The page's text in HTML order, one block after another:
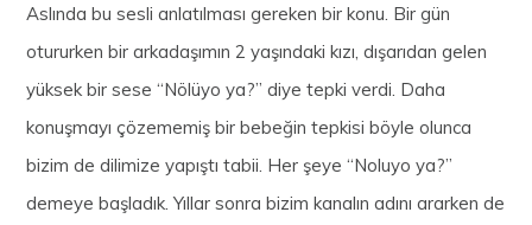
Aslında bu sesli anlatılması gereken bir konu. Bir gün
otururken bir arkadaşımın 2 yaşındaki kızı, dışarıdan gelen
yüksek bir sese “Nölüyo ya?” diye tepki verdi. Daha
konuşmayı çözememiş bir bebeğin tepkisi böyle olunca
bizim de dilimize yapıştı tabii. Her şeye “Noluyo ya?”
demeye başladık. Yıllar sonra bizim kanalın adını ararken de